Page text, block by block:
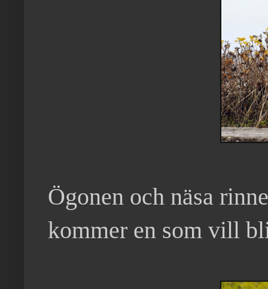
Ögonen och näsa
kommer en som vill